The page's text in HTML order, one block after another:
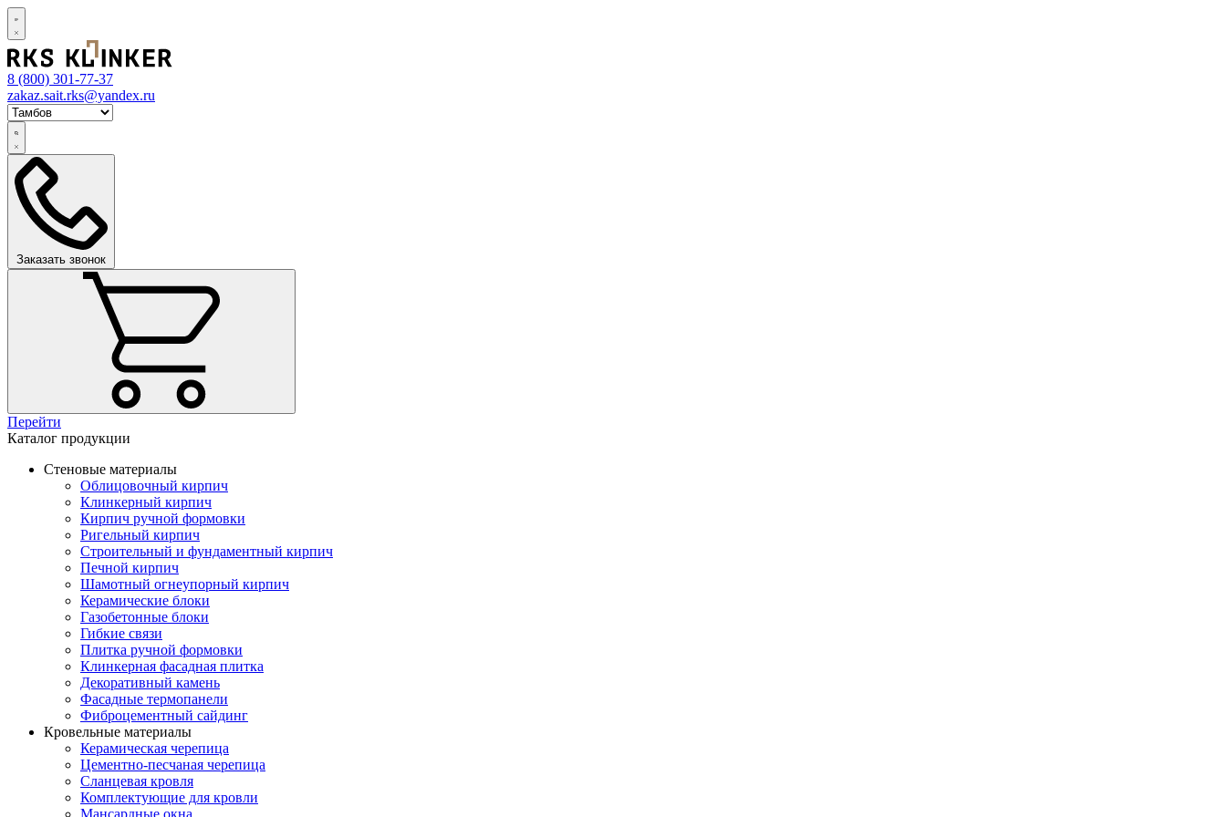
8 (800) 301-77-37
zakaz.sait.rks@yandex.ru
Заказать звонок
Перейти
Каталог продукции
Стеновые материалы
Облицовочный кирпич
Клинкерный кирпич
Кирпич ручной формовки
Ригельный кирпич
Строительный и фундаментный кирпич
Печной кирпич
Шамотный огнеупорный кирпич
Керамические блоки
Газобетонные блоки
Гибкие связи
Плитка ручной формовки
Клинкерная фасадная плитка
Декоративный камень
Фасадные термопанели
Фиброцементный сайдинг
Кровельные материалы
Керамическая черепица
Цементно-песчаная черепица
Сланцевая кровля
Комплектующие для кровли
Мансардные окна